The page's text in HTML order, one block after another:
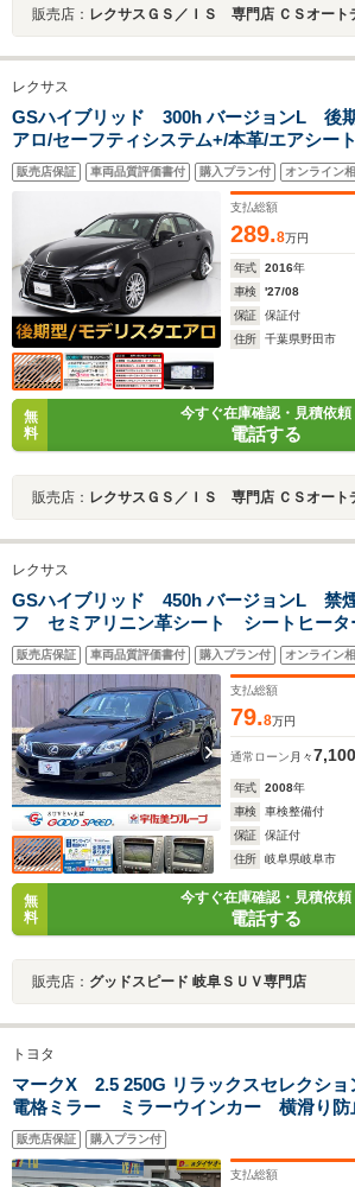
販売店： レクサスＧＳ／ＩＳ 専門店 ＣＳオートディーラー 柏イ
レクサス
GSハイブリッド 300h バージョンL 後
アロ/セーフティシステム+/本革/エアシー
ー/ステアリングヒーター/後席コントロー
オットマン/LEDヘッドライト/SDマルチ
生/Bluetoothオーディオ
販売店保証 車両品質評価書付 購入プラン付 オンライン
支払総額
289.8万円
年式 2016年
車検
'27/08
保証
保証付
住所
千葉県野田市
無
料
今すぐ在庫確認・見積依頼
電話する
販売店： レクサスＧＳ／ＩＳ 専門店 ＣＳオートディーラー 柏イ
レクサス
GSハイブリッド 450h バージョンL 禁
フ セミアリニン革シート シートヒータ
ンチレーション ビルトインETC HDD
クルーズコントロール パワーシート
ルミ クリアランスソナー
販売店保証 車両品質評価書付 購入プラン付 オンライン相
支払総額
79.8万円
通常ローン 月々7,100
年式 2008年
車検
車検整備付
保証
保証付
住所
岐阜県岐阜市
無
料
今すぐ在庫確認・見積依頼
電話する
販売店： グッドスピード 岐阜ＳＵＶ専門店
トヨタ
マークX 2.5 250G リラックスセレクシ
電格ミラー ミラーウインカー 横滑り
装置 フルセグ CD DVD
バックカメラ HIDヘッドライト オート
コ 保証書 取扱説明書 スペアキー
販売店保証 購入プラン付
支払総額